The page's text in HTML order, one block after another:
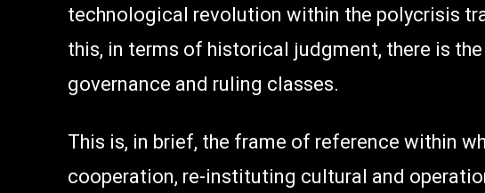
technological revolution within the polycrisis
this, in terms of historical judgment, there is
governance and ruling classes.
This is, in brief, the frame of reference within
cooperation, re-instituting cultural and